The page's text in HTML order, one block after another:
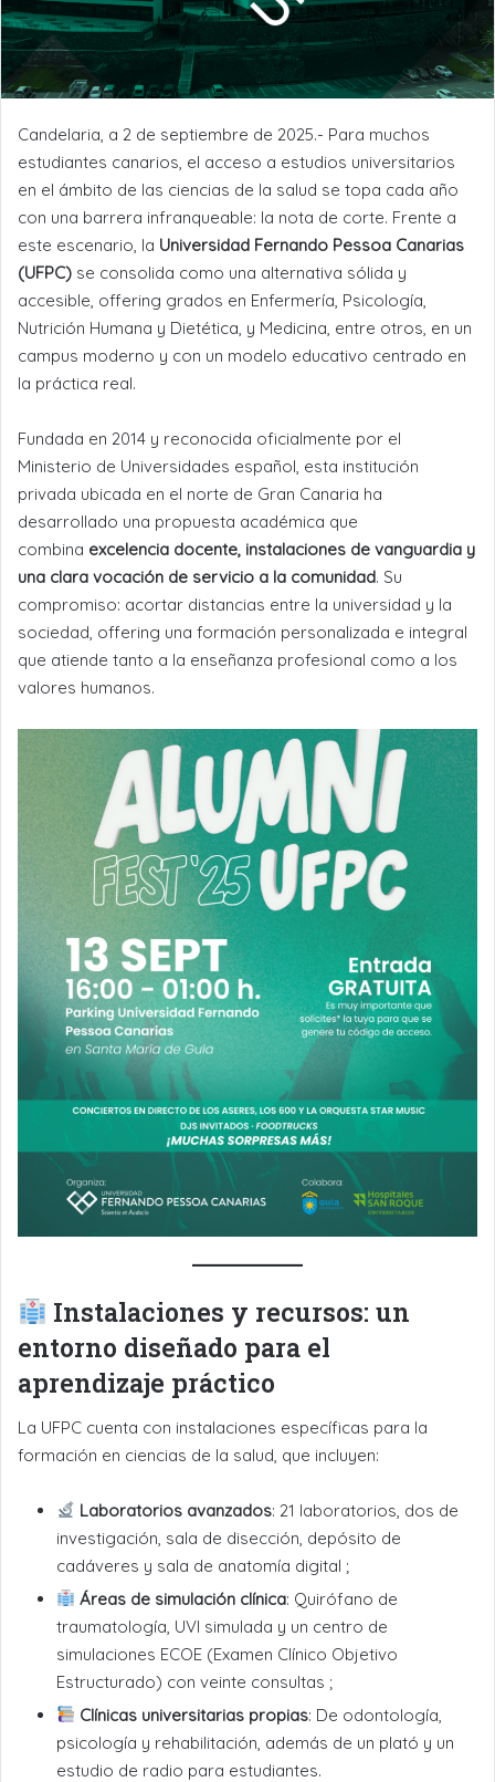
Candelaria, a 2 de septiembre de 2025.- Para muchos
estudiantes canarios, el acceso a estudios universitarios
en el ámbito de las ciencias de la salud se topa cada año
con una barrera infranqueable: la nota de corte. Frente a
este escenario, la Universidad Fernando Pessoa Canarias
(UFPC) se consolida como una alternativa sólida y
accesible, offering grados en Enfermería, Psicología,
Nutrición Humana y Dietética, y Medicina, entre otros, en un
campus moderno y con un modelo educativo centrado en
la práctica real.
Fundada en 2014 y reconocida oficialmente por el
Ministerio de Universidades español, esta institución
privada ubicada en el norte de Gran Canaria ha
desarrollado una propuesta académica que
combina excelencia docente, instalaciones de vanguardia y
una clara vocación de servicio a la comunidad. Su
compromiso: acortar distancias entre la universidad y la
sociedad, offering una formación personalizada e integral
que atiende tanto a la enseñanza profesional como a los
valores humanos.
Instalaciones y recursos: un
entorno diseñado para el
aprendizaje práctico
La UFPC cuenta con instalaciones específicas para la
formación en ciencias de la salud, que incluyen:
Laboratorios avanzados: 21 laboratorios, dos de
investigación, sala de disección, depósito de
cadáveres y sala de anatomía digital ;
Áreas de simulación clínica: Quirófano de
traumatología, UVI simulada y un centro de
simulaciones ECOE (Examen Clínico Objetivo
Estructurado) con veinte consultas ;
Clínicas universitarias propias: De odontología,
psicología y rehabilitación, además de un plató y un
estudio de radio para estudiantes.